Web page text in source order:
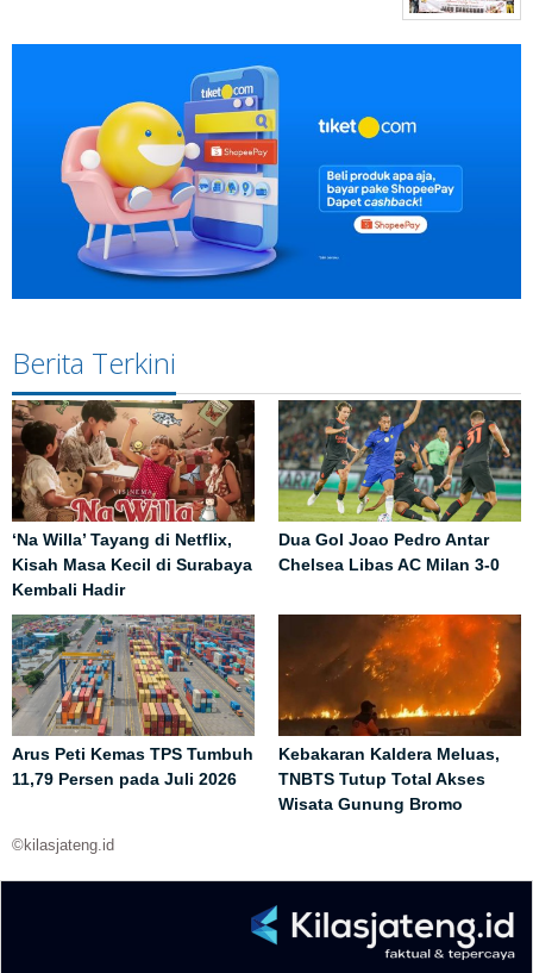
Berita Terkini
‘Na Willa’ Tayang di Netflix,
Kisah Masa Kecil di Surabaya
Kembali Hadir
Dua Gol Joao Pedro Antar
Chelsea Libas AC Milan 3-0
Arus Peti Kemas TPS Tumbuh
11,79 Persen pada Juli 2026
Kebakaran Kaldera Meluas,
TNBTS Tutup Total Akses
Wisata Gunung Bromo
©kilasjateng.id